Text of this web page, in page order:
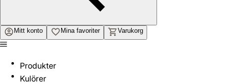
Mitt konto Mina favoriter Varukorg
Produkter
Kulörer